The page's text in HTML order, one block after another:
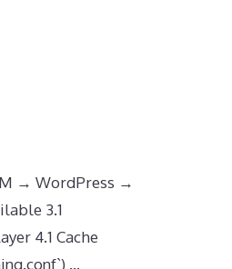
→ WordPress →
3.1
4.1 Cache
…